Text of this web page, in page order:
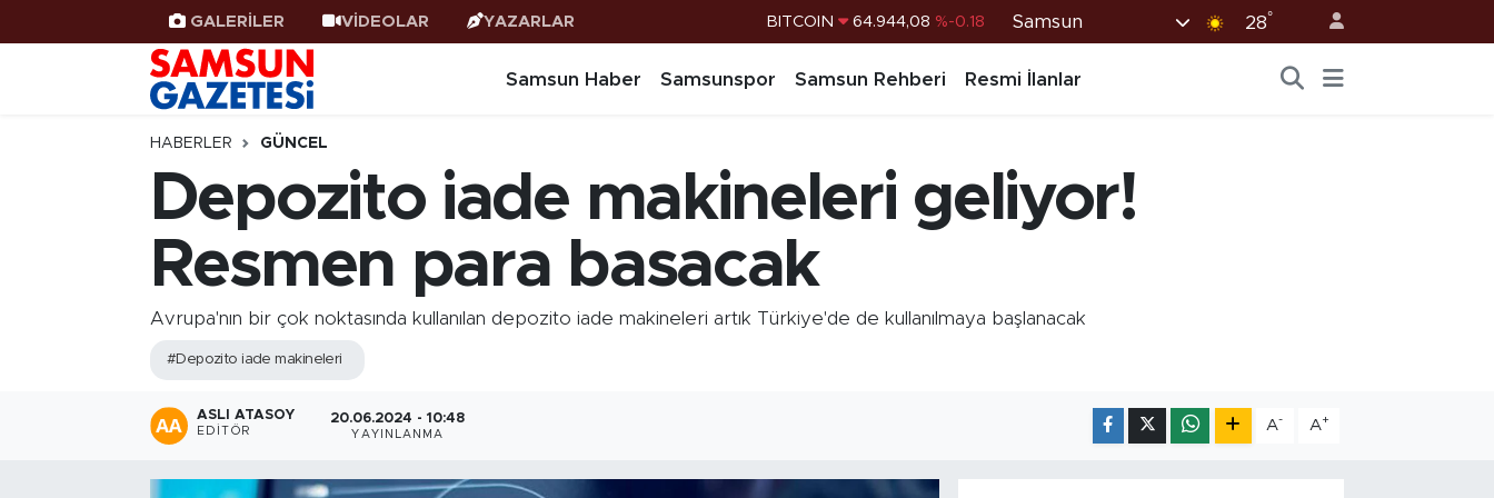
GALERİLER VİDEOLAR YAZARLAR DOLAR 47,7436 %0.18
BİST100 13.779 %-14
Samsun 28°
Samsun Haber Samsunspor Samsun Rehberi Resmi İlanlar
HABERLER GÜNCEL
Depozito iade makineleri geliyor!
Resmen para basacak
Avrupa'nın bir çok noktasında kullanılan depozito iade makineleri artık Türkiye'de de kullanılmaya başlanacak
#Depozito iade makineleri
ASLI ATASOY
EDITÖR
20.06.2024 - 10:48
YAYINLANMA
A- A+
Samsun Haber
Samsunspor
Samsun Rehberi
Resmi İlanlar
Samsun Nöbetçi Eczaneler
Samsun Hava Durumu
SAMSUN Namaz Vakitleri
Samsun Trafik Yoğunluk Haritası
Süper Lig Puan Durumu ve Fikstür
Tüm Manşetler
Son Dakika Haberleri
Haber Arşivi